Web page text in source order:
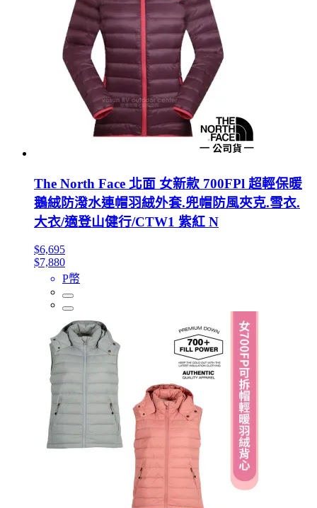
The North Face 北面 女新款 700FPl 超輕保暖
鵝絨防潑水連帽羽絨外套.兜帽防風夾克.雪衣.
大衣/適登山健行/CTW1 紫紅 N
$6,695
$7,880
P幣